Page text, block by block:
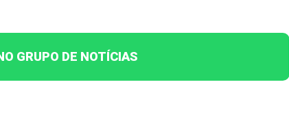
GRUPO DE NOTÍCIAS